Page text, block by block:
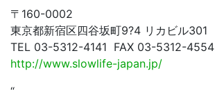
〒160-0002
東京都新宿区四谷坂町9?4 リカビル301
TEL 03-5312-4141 FAX 03-5312-4554
http://www.slowlife-japan.jp/
“